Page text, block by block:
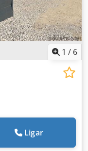
1 / 6
Ligar